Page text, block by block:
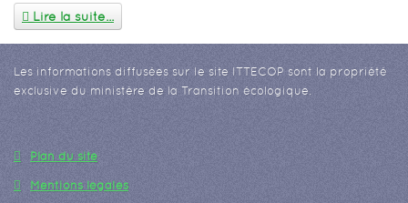
Lire la suite...
Les informations diffusées sur le site ITTECOP sont la propriété
exclusive du ministère de la Transition écologique.
Plan du site
Mentions légales